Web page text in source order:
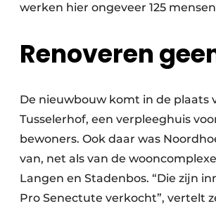
werken hier ongeveer 125
Renoveren
De nieuwbouw komt in de plaats
Tusselerhof, een verpleeghuis
bewoners. Ook daar was
van, net als van de
Langen en Stadenbos. “Die zijn
Pro Senectute verkocht”, vertelt